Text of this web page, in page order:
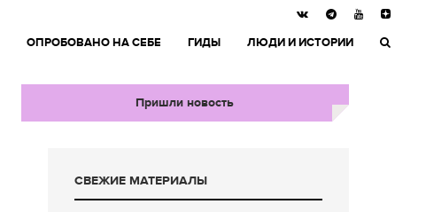
ОПРОБОВАНО НА СЕБЕ ГИДЫ ЛЮДИ И ИСТОРИИ
Пришли новость
СВЕЖИЕ МАТЕРИАЛЫ